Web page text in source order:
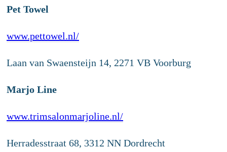
Pet Towel
www.pettowel.nl/
Laan van Swaensteijn 14, 2271 VB Voorburg
Marjo Line
www.trimsalonmarjoline.nl/
Herradesstraat 68, 3312 NN Dordrecht